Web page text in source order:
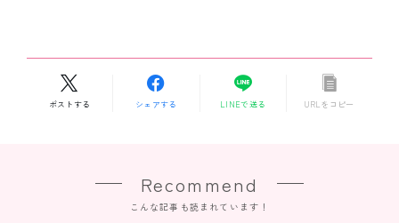
ポストする シェアする LINEで送る URLをコピー
Recommend
こんな記事も読まれています！